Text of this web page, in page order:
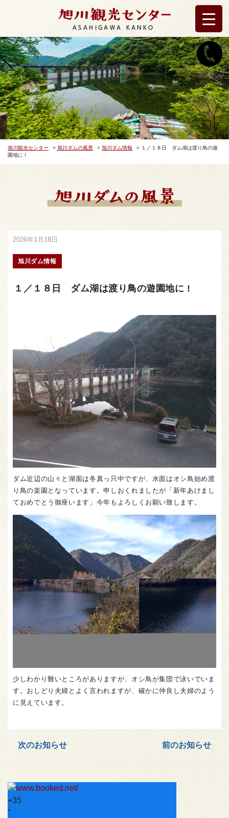
ASAHIGAWA KANKO
旭川観光センター > 旭川ダムの風景 > 旭川ダム情報 > １／１８日 ダム湖は渡り鳥の遊
園地に !
2026年1月18日
旭川ダム情報
１／１８日 ダム湖は渡り鳥の遊園地に !
ダム近辺の山々と湖面は冬真っ只中ですが、水面はオシ鳥始め渡
り鳥の楽園となっています。申しおくれましたが「新年あけまし
ておめでとう御座います」今年もよろしくお願い致します。
少しわかり難いところがありますが、オシ鳥が集団で泳いでいま
す。おしどり夫婦とよく言われますが、確かに仲良し夫婦のよう
に見えています。
次のお知らせ 前のお知らせ
+35
°